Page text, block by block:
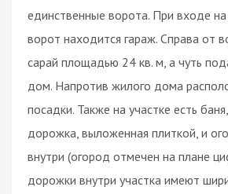
единственные ворота. При входе на
ворот находится гараж. Справа от
сарай площадью 24 кв. м, а чуть
дом. Напротив жилого дома
посадки. Также на участке есть
дорожка, выложенная плиткой, и
внутри (огород отмечен на плане
дорожки внутри участка имеют